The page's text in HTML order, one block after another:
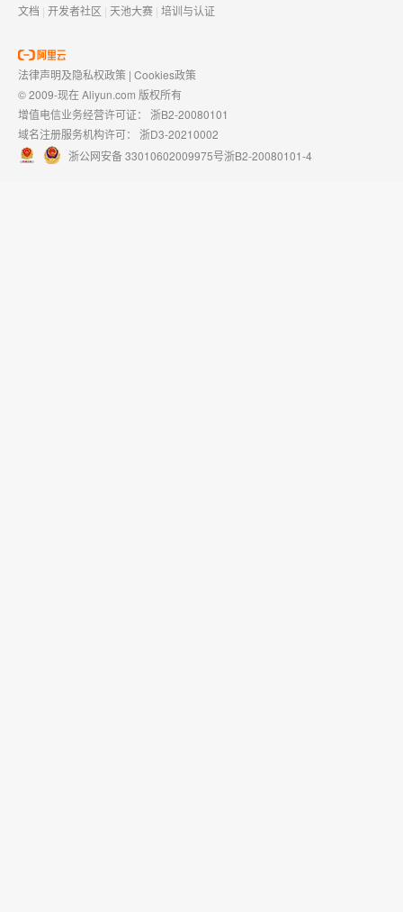
文档 | 开发者社区 | 天池大赛 | 培训与认证
法律声明及隐私权政策 | Cookies政策
© 2009-现在 Aliyun.com 版权所有
增值电信业务经营许可证： 浙B2-20080101
域名注册服务机构许可： 浙D3-20210002
浙公网安备 33010602009975号浙B2-20080101-4